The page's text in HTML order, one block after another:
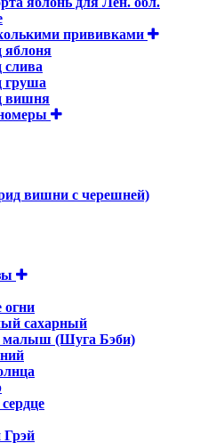
прививками
яблоня
слива
груша
вишня
вишни с черешней)
огни
сахарный
малыш (Шуга Бэби)
Грэй